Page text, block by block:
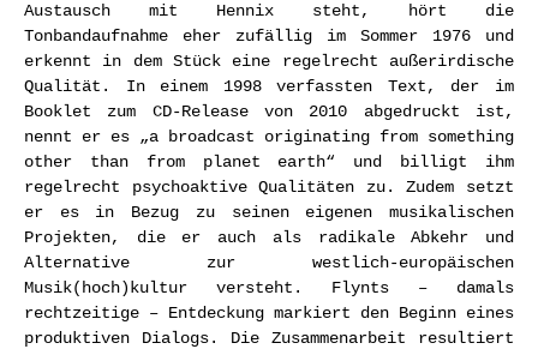
Austausch mit Hennix steht, hört die
Tonbandaufnahme eher zufällig im Sommer 1976 und
erkennt in dem Stück eine regelrecht außerirdische
Qualität. In einem 1998 verfassten Text, der im
Booklet zum CD-Release von 2010 abgedruckt ist,
nennt er es „a broadcast originating from something
other than from planet earth“ und billigt ihm
regelrecht psychoaktive Qualitäten zu. Zudem setzt
er es in Bezug zu seinen eigenen musikalischen
Projekten, die er auch als radikale Abkehr und
Alternative zur westlich-europäischen
Musik(hoch)kultur versteht. Flynts – damals
rechtzeitige – Entdeckung markiert den Beginn eines
produktiven Dialogs. Die Zusammenarbeit resultiert